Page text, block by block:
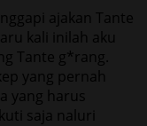
ajakan Tante
kali inilah aku
Tante g*rang.
yang pernah
yang harus
saja naluri